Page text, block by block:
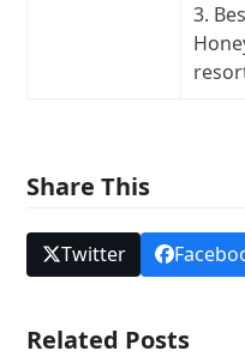
3.
Share This
Twitter
Related Posts